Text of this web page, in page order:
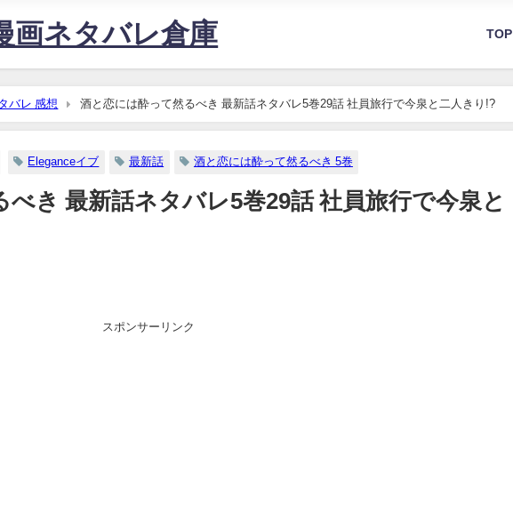
画ネタバレ倉庫 TOP
バレ 感想 酒と恋には酔って然るべき 最新話ネタバレ5巻29話 社員旅行で今泉と二人きり!?
Eleganceイブ 最新話 酒と恋には酔って然るべき 5巻
き 最新話ネタバレ5巻29話 社員旅行で今泉と
スポンサーリンク